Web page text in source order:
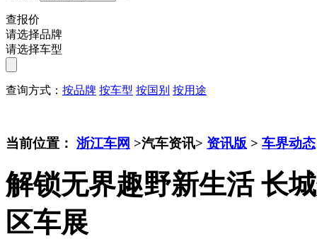
查报价
请选择品牌
请选择车型
查询方式： 按品牌 按车型 按国别 按用途
当前位置： 浙江车网 >汽车资讯> 资讯版 > 车界动态
解锁无界趣野新生活 长
区车展